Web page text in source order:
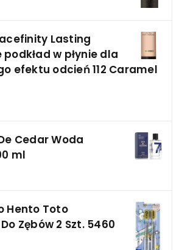
Lasting
w płynie dla
efektu odcień 112 Caramel
Cedar Woda
ml
Hento Toto
Zębów 2 Szt. 5460